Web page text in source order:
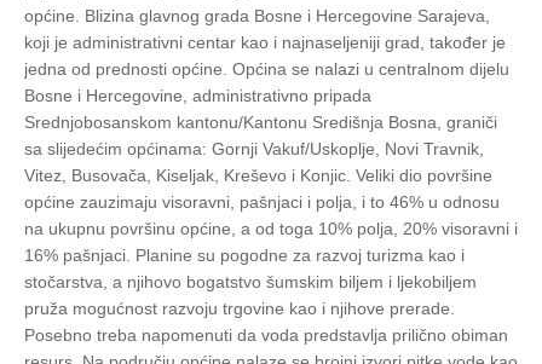
općine. Blizina glavnog grada Bosne i Hercegovine Sarajeva,
koji je administrativni centar kao i najnaseljeniji grad, također je
jedna od prednosti općine. Općina se nalazi u centralnom dijelu
Bosne i Hercegovine, administrativno pripada
Srednjobosanskom kantonu/Kantonu Središnja Bosna, graniči
sa slijedećim općinama: Gornji Vakuf/Uskoplje, Novi Travnik,
Vitez, Busovača, Kiseljak, Kreševo i Konjic. Veliki dio površine
općine zauzimaju visoravni, pašnjaci i polja, i to 46% u odnosu
na ukupnu površinu općine, a od toga 10% polja, 20% visoravni i
16% pašnjaci. Planine su pogodne za razvoj turizma kao i
stočarstva, a njihovo bogatstvo šumskim biljem i ljekobiljem
pruža mogućnost razvoju trgovine kao i njihove prerade.
Posebno treba napomenuti da voda predstavlja prilično obiman